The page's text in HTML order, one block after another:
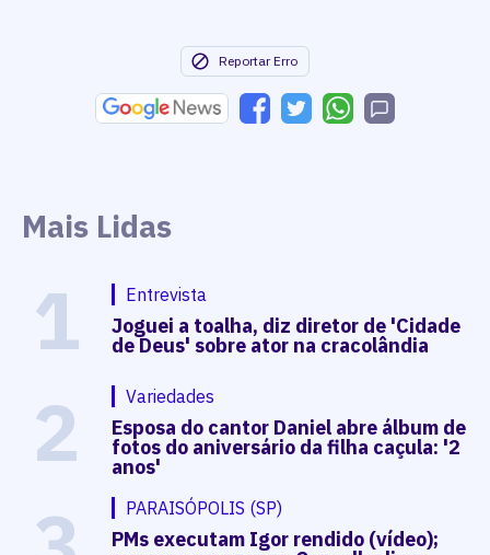
Reportar Erro
Mais Lidas
1 Entrevista
Joguei a toalha, diz diretor de 'Cidade
de Deus' sobre ator na cracolândia
2 Variedades
Esposa do cantor Daniel abre álbum de
fotos do aniversário da filha caçula: '2
anos'
PARAISÓPOLIS (SP)
PMs executam Igor rendido (vídeo);